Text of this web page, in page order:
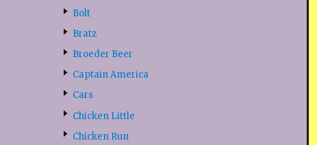
Bolt
Bratz
Broeder Beer
Captain America
Cars
Chicken Little
Chicken Run